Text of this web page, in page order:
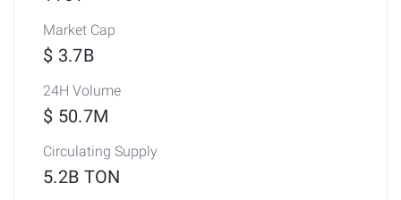
Market Cap
$ 3.7B
24H Volume
$ 50.7M
Circulating Supply
5.2B TON